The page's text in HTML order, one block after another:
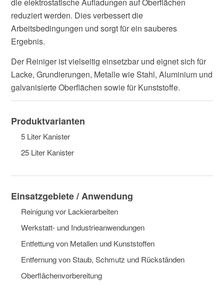
reduziert werden. Dies verbessert die
Arbeitsbedingungen und sorgt für ein sauberes
Ergebnis.
Der Reiniger ist vielseitig einsetzbar und eignet sich für
Lacke, Grundierungen, Metalle wie Stahl, Aluminium und
galvanisierte Oberflächen sowie für Kunststoffe.
Produktvarianten
5 Liter Kanister
25 Liter Kanister
Einsatzgebiete / Anwendung
Reinigung vor Lackierarbeiten
Werkstatt- und Industrieanwendungen
Entfettung von Metallen und Kunststoffen
Entfernung von Staub, Schmutz und Rückständen
Oberflächenvorbereitung